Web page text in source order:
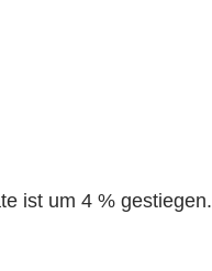
ist um 4 % gestiegen.